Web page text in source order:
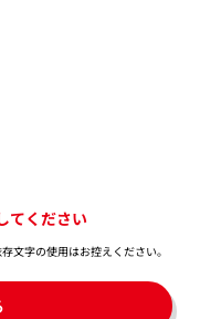
てください
文字の使用はお控えください。​